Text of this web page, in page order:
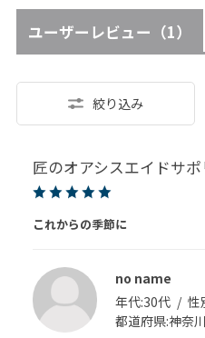
ユーザーレビュー （1）
絞り込み
匠のオアシスエイドサ
これからの季節に
no name
年代:30代 性
都道府県:神奈